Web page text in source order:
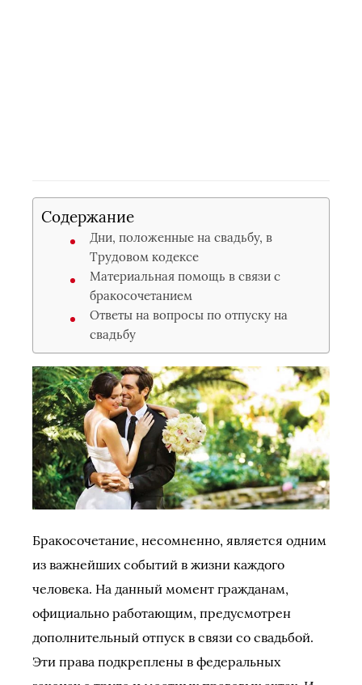
Содержание
Дни, положенные на свадьбу, в
Трудовом кодексе
Материальная помощь в связи с
бракосочетанием
Ответы на вопросы по отпуску на
свадьбу
Бракосочетание, несомненно, является одним
из важнейших событий в жизни каждого
человека. На данный момент гражданам,
официально работающим, предусмотрен
дополнительный отпуск в связи со свадьбой.
Эти права подкреплены в федеральных